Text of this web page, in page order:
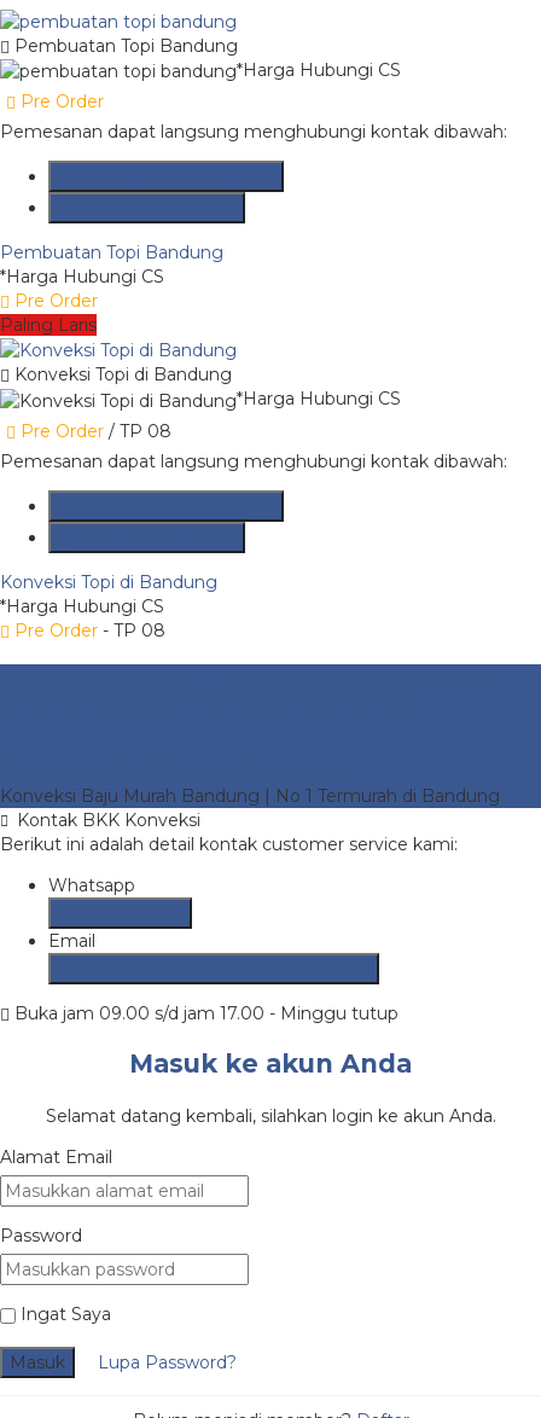
Pembuatan Topi Bandung
*Harga Hubungi CS
Pre Order
Pemesanan dapat langsung menghubungi kontak dibawah:
Pembuatan Topi Bandung
*Harga Hubungi CS
Pre Order
Paling Laris
Konveksi Topi di Bandung
*Harga Hubungi CS
Pre Order / TP 08
Pemesanan dapat langsung menghubungi kontak dibawah:
Konveksi Topi di Bandung
*Harga Hubungi CS
Pre Order - TP 08
Konveksi Baju Murah Bandung | No 1 Termurah di Bandung
Kontak BKK Konveksi
Berikut ini adalah detail kontak customer service kami:
Whatsapp
Email
Buka jam 09.00 s/d jam 17.00 - Minggu tutup
Masuk ke akun Anda
Selamat datang kembali, silahkan login ke akun Anda.
Alamat Email
Password
Ingat Saya
Masuk Lupa Password?